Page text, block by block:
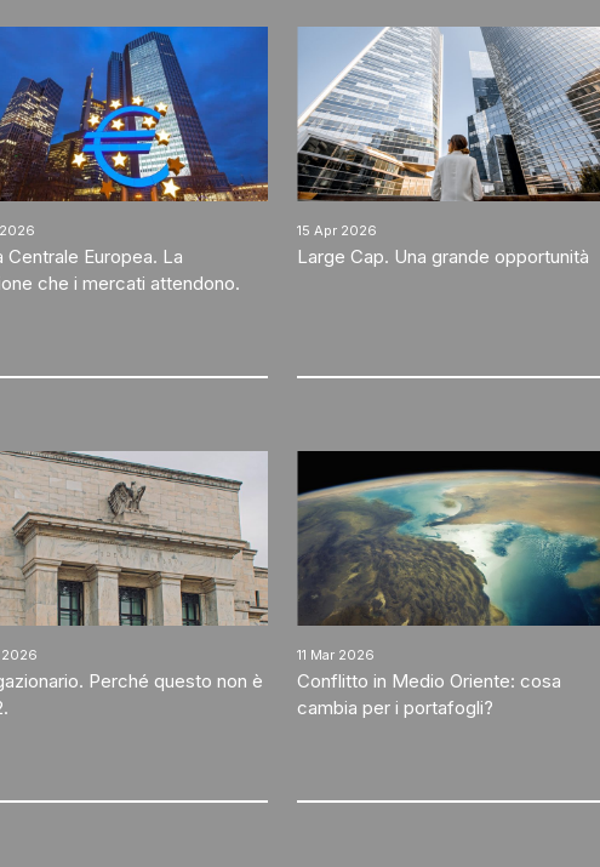
Centrale Europea. La
che i mercati attendono.
15 Apr 2026
Large Cap. Una grande opportunità
2026
Perché questo non è
11 Mar 2026
Conflitto in Medio Oriente: cosa
cambia per i portafogli?